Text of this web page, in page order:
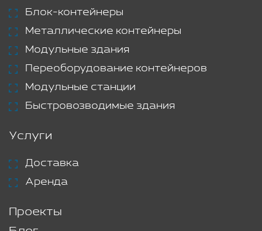
Блок-контейнеры
Металлические контейнеры
Модульные здания
Переоборудование контейнеров
Модульные станции
Быстровозводимые здания
Услуги
Доставка
Аренда
Проекты